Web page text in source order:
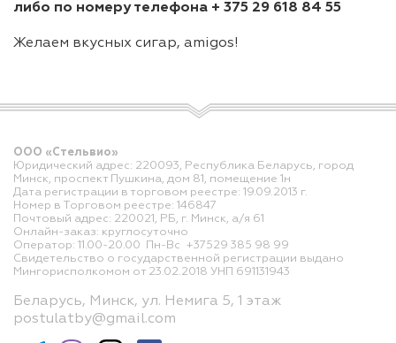
либо по номеру телефона + 375 29 618 84 55
Желаем вкусных сигар, amigos!
ООО «Стельвио»
Юридический адрес: 220093, Республика Беларусь, город
Минск, проспект Пушкина, дом 81, помещение 1н
Дата регистрации в торговом реестре: 19.09.2013 г.
Номер в Торговом реестре: 146847
Почтовый адрес: 220021, РБ, г. Минск, а/я 61
Онлайн-заказ: круглосуточно
Оператор: 11.00-20.00 Пн-Вс +37529 385 98 99
Свидетельство о государственной регистрации выдано
Мингорисполкомом от 23.02.2018 УНП 691131943
Беларусь, Минск, ул. Немига 5, 1 этаж
postulatby@gmail.com